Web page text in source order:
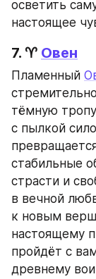
осветить
настоящее
7. ♈ Овен
Пламенный
тёмную
с пылкой
стабильные
страсти и
в вечной
к новым
настоящему
пройдёт с
древнему